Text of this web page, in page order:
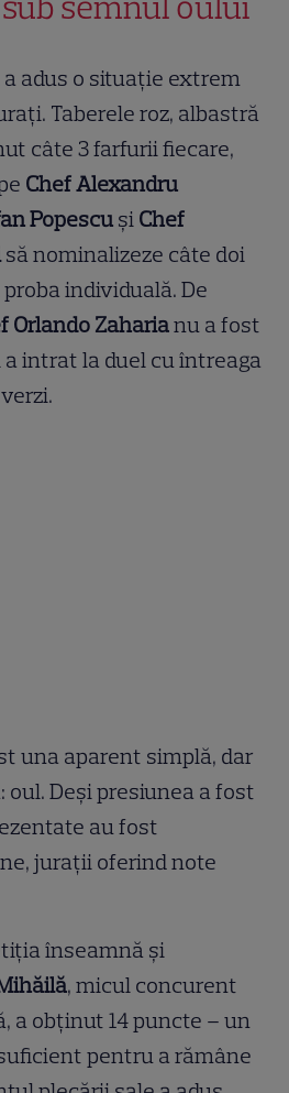
adus o situație extrem
Taberele roz, albastră
câte 3 farfurii fiecare,
Chef Alexandru
Popescu și Chef
să nominalizeze câte doi
individuală. De
Orlando Zaharianu a fost
a intrat la duel cu întreaga
una aparent simplă, dar
Deși presiunea a fost
au fost
jurații oferind note
înseamnă și
, micul concurent
a obținut 14 puncte – un
pentru a rămâne